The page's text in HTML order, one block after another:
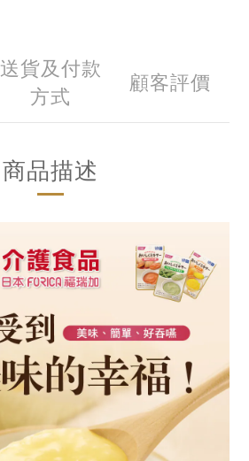
送貨及付款
方式
顧客評價
商品描述